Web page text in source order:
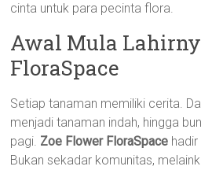
cinta untuk para pecinta flora.
Awal Mula
FloraSpace
Setiap tanaman memiliki cerita.
menjadi tanaman indah, hingga
pagi. Zoe Flower FloraSpace
Bukan sekadar komunitas,